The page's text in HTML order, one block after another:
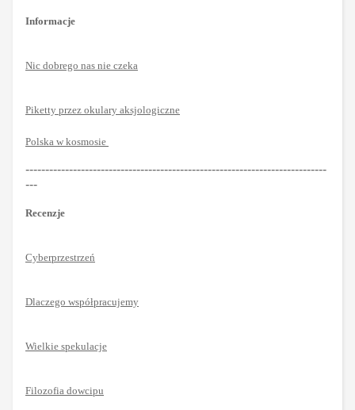
Informacje
Nic dobrego nas nie czeka
Piketty przez okulary aksjologiczne
Polska w kosmosie
----------------------------------------------------------------------------
---
Recenzje
Cyberprzestrzeń
Dlaczego współpracujemy
Wielkie spekulacje
Filozofia dowcipu